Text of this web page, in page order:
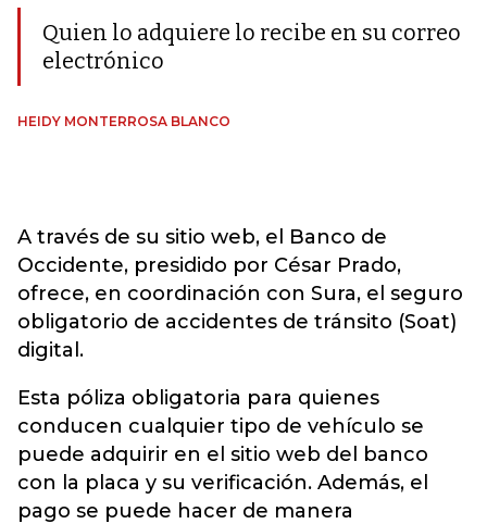
Quien lo adquiere lo recibe en su correo
electrónico
HEIDY MONTERROSA BLANCO
A través de su sitio web, el Banco de
Occidente, presidido por César Prado,
ofrece, en coordinación con Sura, el seguro
obligatorio de accidentes de tránsito (Soat)
digital.
Esta póliza obligatoria para quienes
conducen cualquier tipo de vehículo se
puede adquirir en el sitio web del banco
con la placa y su verificación. Además, el
pago se puede hacer de manera